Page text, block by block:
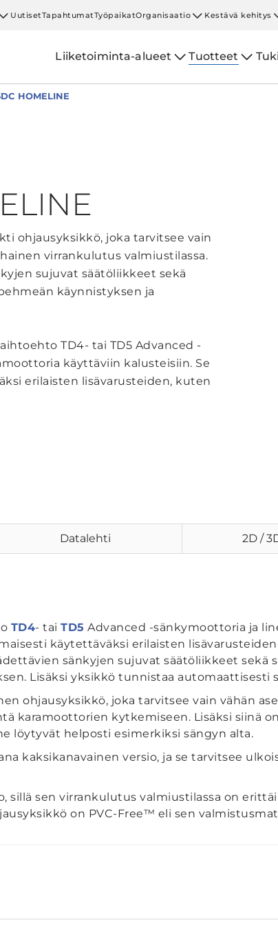
UutisetTapahtumatTyöpaikatOrganisaatio Kestävä kehitys
Liiketoiminta-alueet Tuotteet
HOMELINE
ohjausyksikkö, joka tarvitsee vain
virrankulutus valmiustilassa.
sujuvat säätöliikkeet sekä
käynnistyksen ja
TD4- tai TD5 Advanced -
käyttäviin kalusteisiin. Se
erilaisten lisävarusteiden, kuten
Datalehti 2D /
TD4- tai TD5 Advanced -sänkymoottoria ja
käytettäväksi erilaisten
sänkyjen sujuvat säätöliikkeet
Lisäksi yksikkö tunnistaa
ohjausyksikkö, joka tarvitsee vain vähän
karamoottorien kytkemiseen. Lisäksi siinä
löytyvät helposti esimerkiksi sängyn alta.
kaksikanavainen versio, ja se tarvitsee
sillä sen virrankulutus valmiustilassa on
on PVC-Free™ eli sen